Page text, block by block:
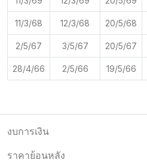
11/3/68 12/3/68 20/5/68
2/5/67 3/5/67 20/5/67
28/4/66 2/5/66 19/5/66
งบการเงิน
ราคาย้อนหลัง